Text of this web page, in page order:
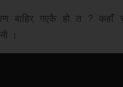
बाहिर गएकै हो त ? कहाॅं
।